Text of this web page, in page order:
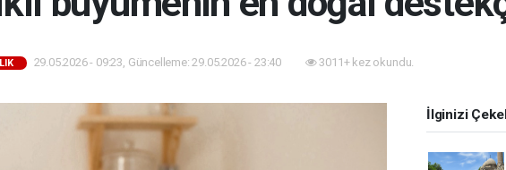
29.05.2026 - 09:23, Güncelleme: 29.05.2026 - 23:40 3011+ kez okundu.
İlginizi